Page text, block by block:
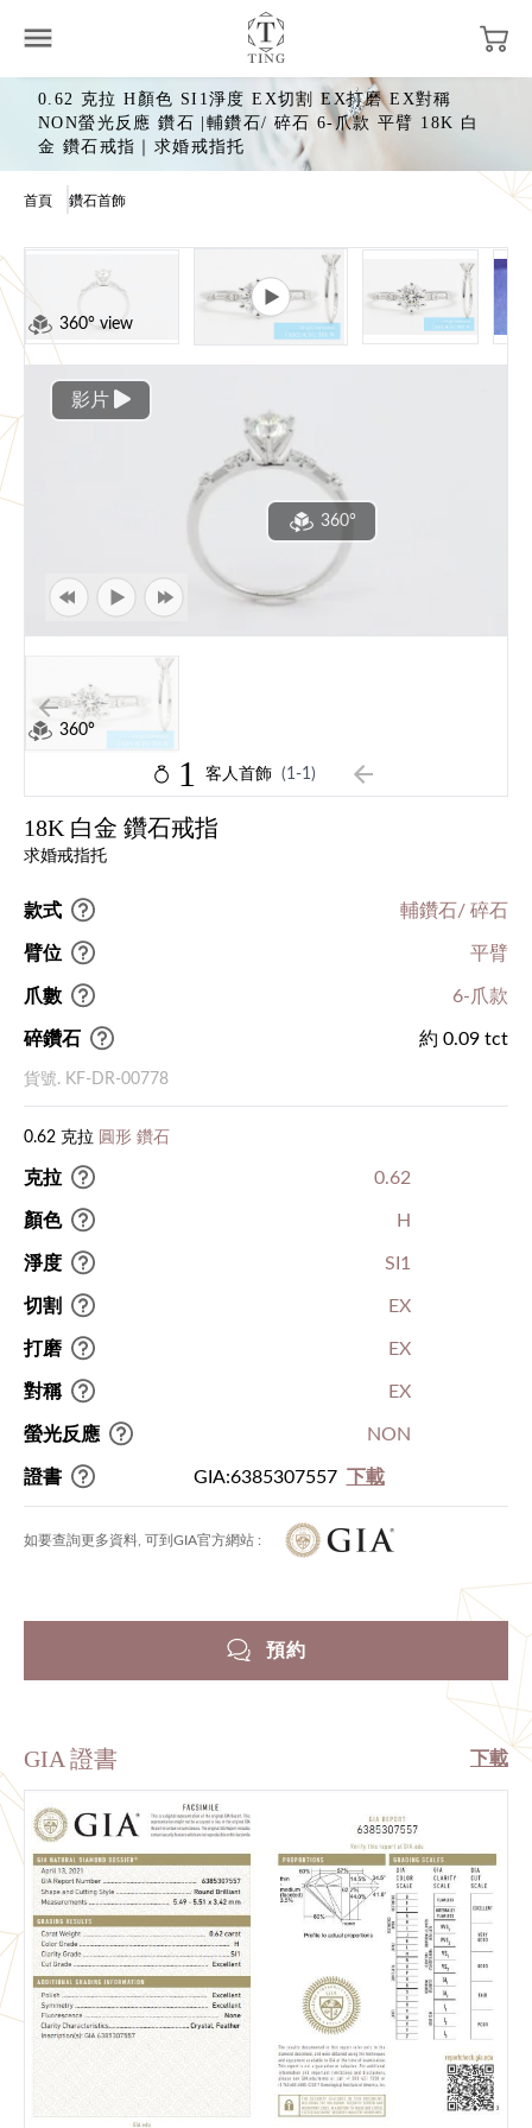
0.62 克拉 H顏色 SI1淨度 EX切割 EX打磨 EX對稱
NON螢光反應 鑽石 |輔鑽石/ 碎石 6-爪款 平臂 18K 白
金 鑽石戒指｜求婚戒指托
首頁 鑽石首飾
360° view
影片
360°
360°
1 客人首飾 (1-1)
18K 白金 鑽石戒指
求婚戒指托
款式 輔鑽石/ 碎石
臂位 平臂
爪數 6-爪款
碎鑽石 約 0.09 tct
貨號. KF-DR-00778
0.62 克拉 圓形 鑽石
克拉 0.62
顏色 H
淨度 SI1
切割 EX
打磨 EX
對稱 EX
螢光反應 NON
證書 GIA:6385307557 下載
如要查詢更多資料, 可到GIA官方網站 :
預約
GIA 證書 下載